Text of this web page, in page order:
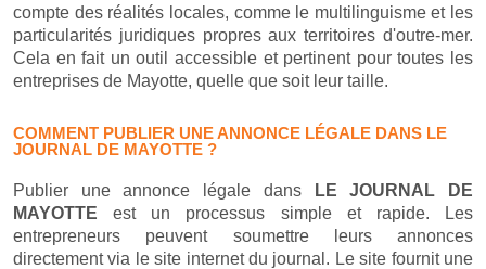
compte des réalités locales, comme le multilinguisme et les
particularités juridiques propres aux territoires d'outre-mer.
Cela en fait un outil accessible et pertinent pour toutes les
entreprises de Mayotte, quelle que soit leur taille.
COMMENT PUBLIER UNE ANNONCE LÉGALE DANS LE
JOURNAL DE MAYOTTE ?
Publier une annonce légale dans
LE JOURNAL DE
MAYOTTE est un processus simple et rapide. Les
entrepreneurs peuvent soumettre leurs annonces
directement via le site internet du journal. Le site fournit une